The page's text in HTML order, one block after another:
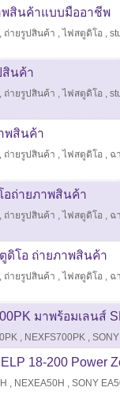
พสินค้าแบบมืออาชีพ
, ถ่ายรูปสินค้า , ไฟสตูดิโอ ,
สินค้า
, ถ่ายรูปสินค้า , ไฟสตูดิโอ ,
พสินค้า
, ถ่ายรูปสินค้า , ไฟสตูดิโอ , ฉ
อถ่ายภาพสินค้า
, ถ่ายรูปสินค้า , ไฟสตูดิโอ , ฉ
ดิโอ ถ่ายภาพสินค้า
, ถ่ายรูปสินค้า , ไฟสตูดิโอ , ฉ
มาพร้อมเลนส์
, NEXFS700PK ,
18-200 Power
, NEXEA50H , SONY